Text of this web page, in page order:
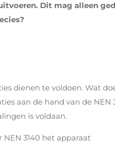
Dit mag alleen
dienen te voldoen. Wat
aan de hand van de NEN
is voldaan.
3140 het apparaat